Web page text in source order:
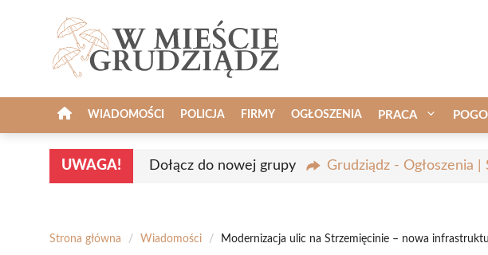
WIADOMOŚCI POLICJA FIRMY OGŁOSZENIA PRACA
UWAGA! Dołącz do nowej grupy Grudziądz - Ogłoszenia
Strona główna / Wiadomości / Modernizacja ulic na Strzemięcinie – nowa